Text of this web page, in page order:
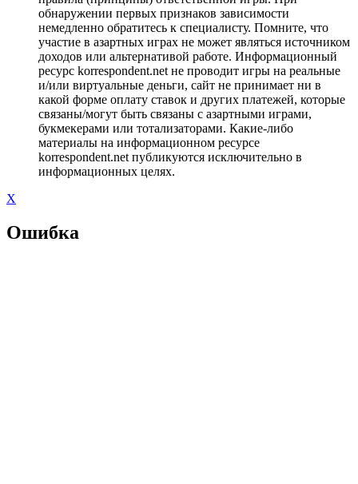
обнаружении первых признаков зависимости
немедленно обратитесь к специалисту. Помните, что
участие в азартных играх не может являться источником
доходов или альтернативой работе. Информационный
ресурс korrespondent.net не проводит игры на реальные
и/или виртуальные деньги, сайт не принимает ни в
какой форме оплату ставок и других платежей, которые
связаны/могут быть связаны с азартными играми,
букмекерами или тотализаторами. Какие-либо
материалы на информационном ресурсе
korrespondent.net публикуются исключительно в
информационных целях.
X
Ошибка